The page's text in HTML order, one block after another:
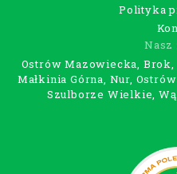
Polityka
Nasz
Ostrów Mazowiecka,
Małkinia Górna, Nur,
Szulborze Wielkie,